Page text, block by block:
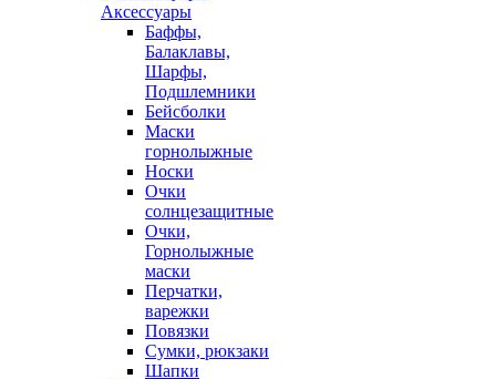
Аксессуары
Баффы,
Балаклавы,
Шарфы,
Подшлемники
Бейсболки
Маски
горнолыжные
Носки
Очки
солнцезащитные
Очки,
Горнолыжные
маски
Перчатки,
варежки
Повязки
Сумки, рюкзаки
Шапки